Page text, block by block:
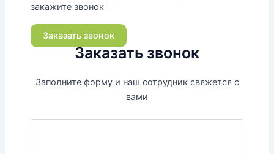
закажите звонок
Заказать звонок
Заказать звонок
Заполните форму и наш сотрудник свяжется с
вами